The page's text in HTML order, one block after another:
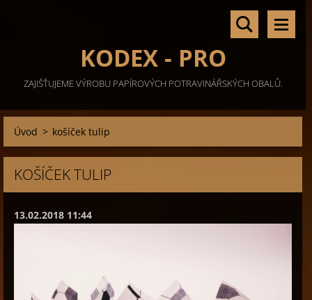
KODEX - PRO
ZAJIŠŤUJEME VÝROBU PAPÍROVÝCH POTRAVINÁŘSKÝCH OBALŮ.
Úvod > košíček tulip
KOŠÍČEK TULIP
13.02.2018 11:44